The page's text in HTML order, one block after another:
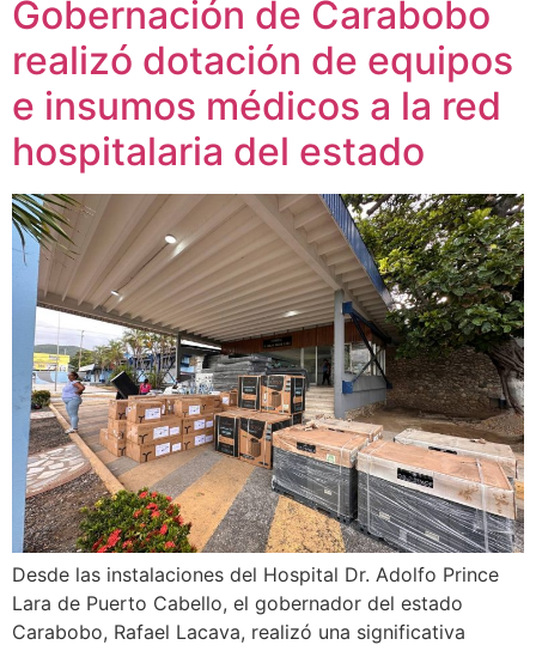
Gobernación de Carabobo
realizó dotación de equipos
e insumos médicos a la red
hospitalaria del estado
Desde las instalaciones del Hospital Dr. Adolfo Prince
Lara de Puerto Cabello, el gobernador del estado
Carabobo, Rafael Lacava, realizó una significativa